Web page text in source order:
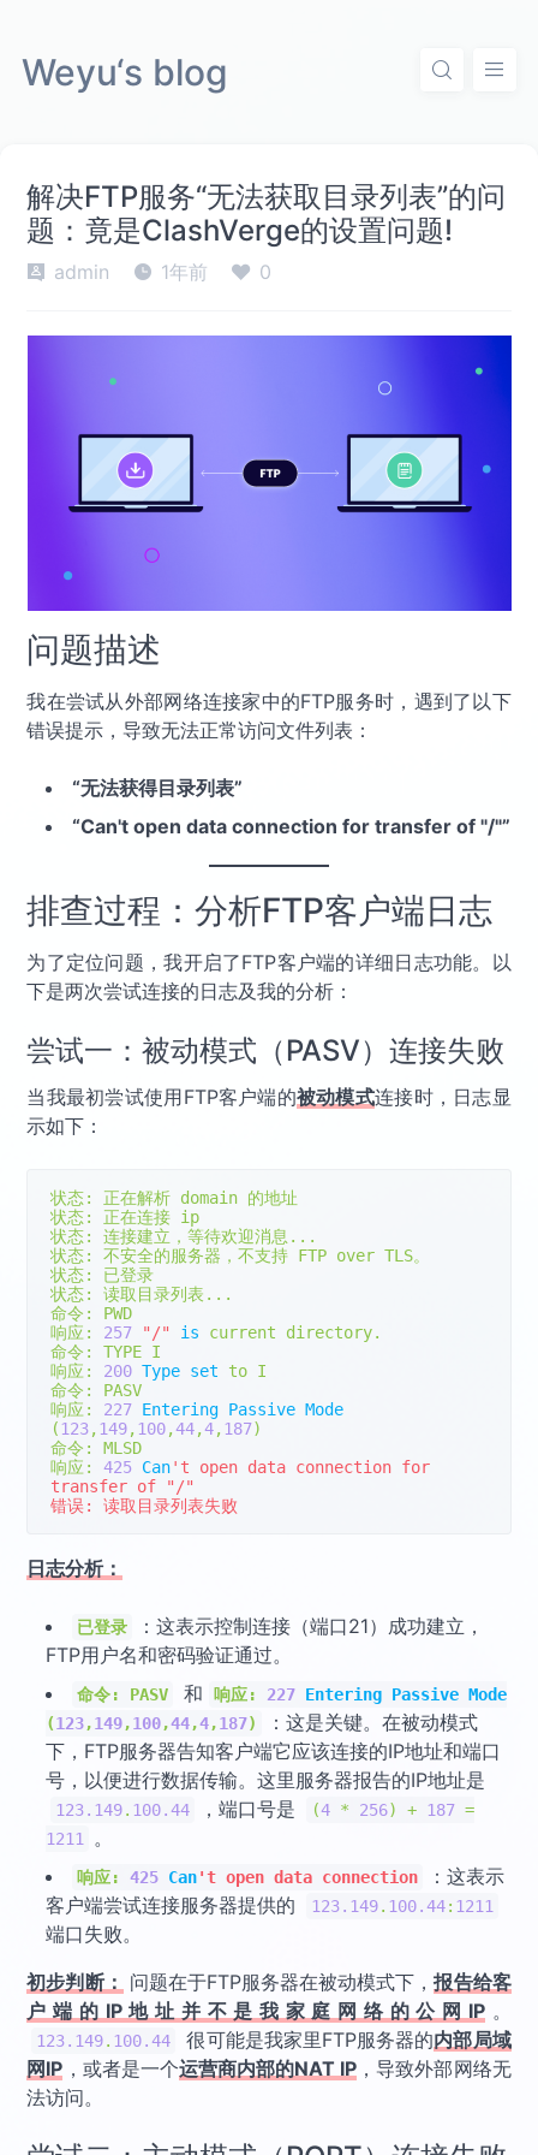
Weyu‘s blog
解决FTP服务“无法获取目录列表”的问
题：竟是ClashVerge的设置问题!
admin 1年前 0
问题描述
我在尝试从外部网络连接家中的FTP服务时，遇到了以下
错误提示，导致无法正常访问文件列表：
“无法获得目录列表”
“Can't open data connection for transfer of "/"”
排查过程：分析FTP客户端日志
为了定位问题，我开启了FTP客户端的详细日志功能。以
下是两次尝试连接的日志及我的分析：
尝试一：被动模式（PASV）连接失败
当我最初尝试使用FTP客户端的被动模式连接时，日志显
示如下：
状态: 正在解析 domain 的地址
状态:
正在连接
状态:
连接建立，等待欢迎消息...
状态:
不安全的服务器，不支持 FTP over TLS。
状态:
已登录
状态:
读取目录列表...
命令:
响应:
257 "/" is current directory.
命令:
响应:
200 Type set
命令:
响应:
227 Entering Passive Mode
(123,149,100,44,4,187)
命令:
响应:
425 Can't open data connection for
transfer of "/"
错误: 读取目录列表失败
日志分析：
已登录
：这表示控制连接（端口21）成功建立，
FTP用户名和密码验证通过。
命令: PASV 和 响应: 227 Entering Passive Mode
(123,149,100,44,4,187)
：这是关键。在被动模式
下，FTP服务器告知客户端它应该连接的IP地址和端口
号，以便进行数据传输。这里服务器报告的IP地址是
123.149. 100.44 ，端口号是 (4 * 256) + 187 =
1211
。
响应: 425 Can't open data connection
：这表示
客户端尝试连接服务器提供的
123.149. 100.44: 1211
端口失败。
初步判断： 问题在于FTP服务器在被动模式下，报告给客
户端的IP地址并不是我家庭网络的公网IP。
123.149. 100.44 很可能是我家里FTP服务器的内部局域
网IP ，或者是一个运营商内部的NAT IP ，导致外部网络无
法访问。